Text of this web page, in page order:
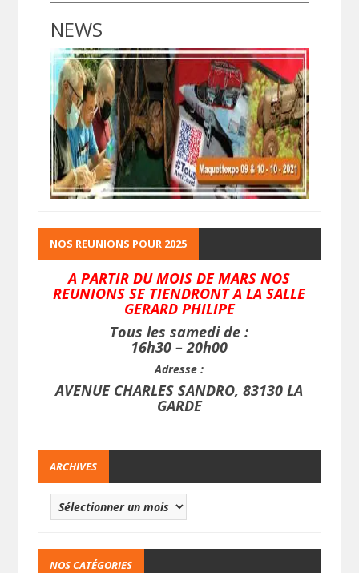
NEWS
NOS REUNIONS POUR 2025
A PARTIR DU MOIS DE MARS NOS
REUNIONS SE TIENDRONT A LA SALLE
GERARD PHILIPE
Tous les samedi de :
16h30 – 20h00
Adresse :
AVENUE CHARLES SANDRO, 83130 LA
GARDE
ARCHIVES
NOS CATÉGORIES